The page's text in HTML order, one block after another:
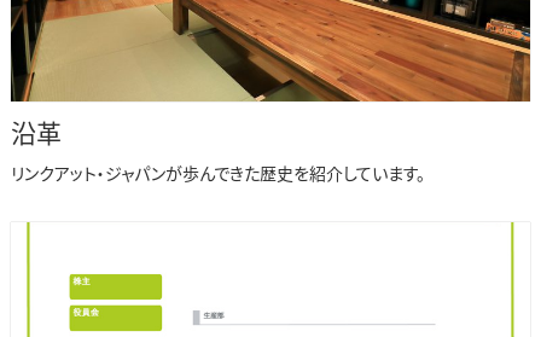
沿革
リンクアット・ジャパンが歩んできた歴史を紹介しています。